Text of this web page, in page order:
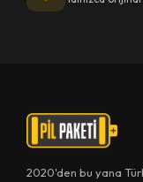
2020'den bu yana